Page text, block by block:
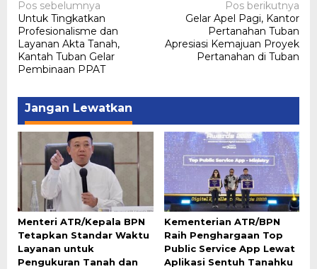
Navigasi
pos
Pos sebelumnya
Untuk Tingkatkan
Profesionalisme dan
Layanan Akta Tanah,
Kantah Tuban Gelar
Pembinaan PPAT
Pos berikutnya
Gelar Apel Pagi, Kantor
Pertanahan Tuban
Apresiasi Kemajuan Proyek
Pertanahan di Tuban
Jangan Lewatkan
Menteri ATR/Kepala BPN
Tetapkan Standar Waktu
Layanan untuk
Pengukuran Tanah dan
Kementerian ATR/BPN
Raih Penghargaan Top
Public Service App Lewat
Aplikasi Sentuh Tanahku